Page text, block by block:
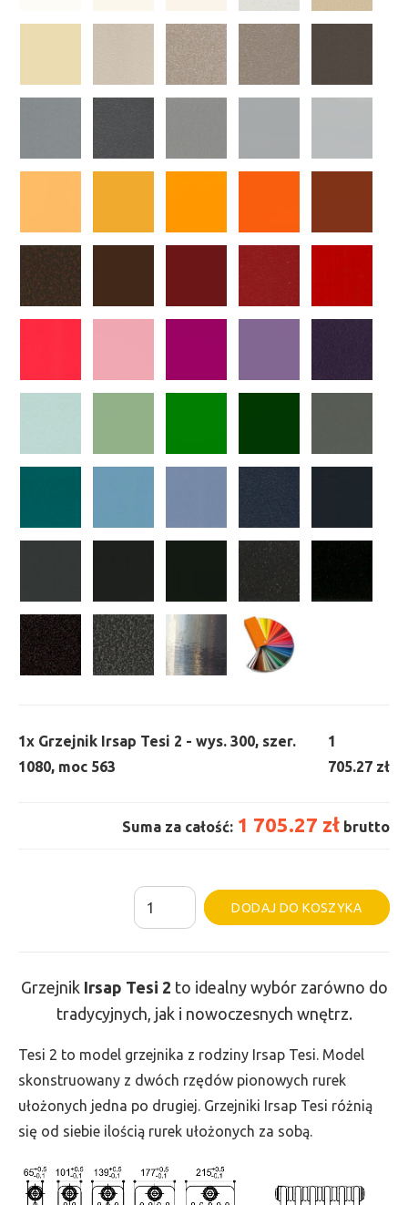
1x Grzejnik Irsap Tesi 2 - wys. 300, szer.
1080, moc 563
1
705.27 zł
Suma za całość: 1 705.27 zł brutto
ilość
Grzejnik
-
wys.
300,
szer.
1080,
563
DODAJ DO KOSZYKA
Grzejnik Irsap Tesi 2 to idealny wybór zarówno do
tradycyjnych, jak i nowoczesnych wnętrz.
Tesi 2 to model grzejnika z rodziny Irsap Tesi. Model
skonstruowany z dwóch rzędów pionowych rurek
ułożonych jedna po drugiej. Grzejniki Irsap Tesi różnią
się od siebie ilością rurek ułożonych za sobą.